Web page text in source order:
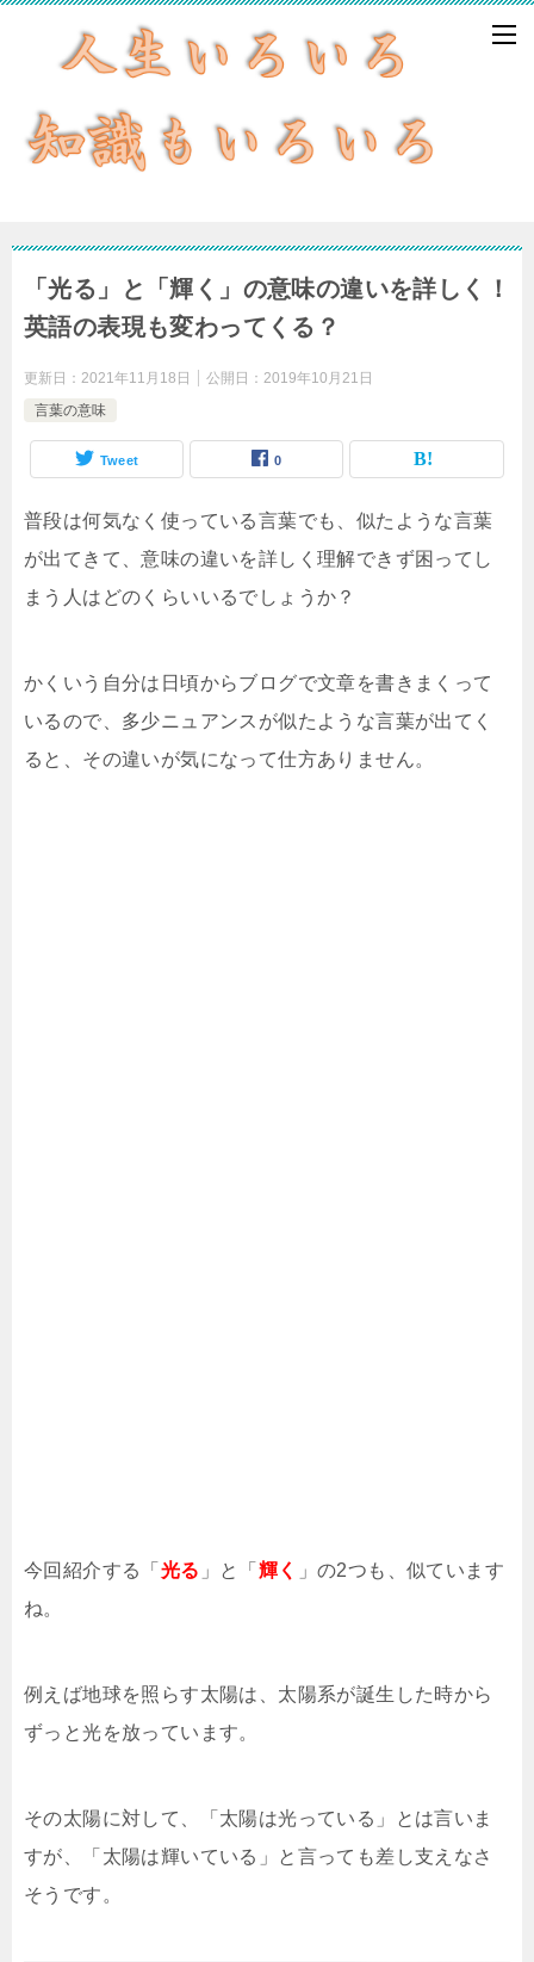
「光る」と「輝く」の意味の違いを詳しく！
英語の表現も変わってくる？
更新日： 2021年11月18日 公開日： 2019年10月21日
言葉の意味
Tweet 0
普段は何気なく使っている言葉でも、似たような言葉
が出てきて、意味の違いを詳しく理解できず困ってし
まう人はどのくらいいるでしょうか？
かくいう自分は日頃からブログで文章を書きまくって
いるので、多少ニュアンスが似たような言葉が出てく
ると、その違いが気になって仕方ありません。
今回紹介する「 光る 」と「 輝く
」の2つも、似ています
ね。
例えば地球を照らす太陽は、太陽系が誕生した時から
ずっと光を放っています。
その太陽に対して、「太陽は光っている」とは言いま
すが、「太陽は輝いている」と言っても差し支えなさ
そうです。